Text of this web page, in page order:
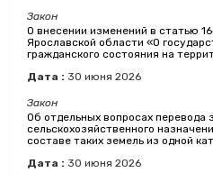
Закон
О внесении изменений в статью
Ярославской области «О
гражданского состояния на
Дата : 30 июня 2026
Закон
Об отдельных вопросах перевода
сельскохозяйственного
составе таких земель из одной
Дата : 30 июня 2026